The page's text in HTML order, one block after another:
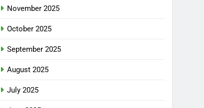
November 2025
October 2025
September 2025
August 2025
July 2025